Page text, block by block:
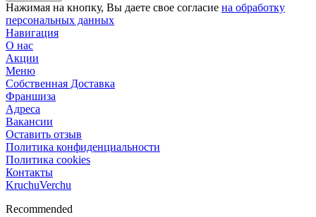
Нажимая на кнопку, Вы даете свое согласие на обработку
персональных данных
Навигация
О нас
Акции
Меню
Собственная Доставка
Франшиза
Адреса
Вакансии
Оставить отзыв
Политика конфиденциальности
Политика cookies
Контакты
KruchuVerchu
Recommended